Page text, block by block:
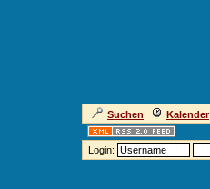
Suchen Kalender
Login: